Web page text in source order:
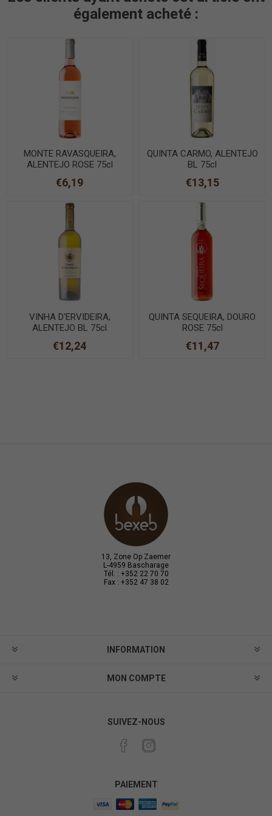
également acheté :
MONTE RAVASQUEIRA,
ALENTEJO ROSE 75cl
€6,19
QUINTA CARMO, ALENTEJO
BL 75cl
€13,15
VINHA D'ERVIDEIRA,
ALENTEJO BL 75cl
€12,24
QUINTA SEQUEIRA, DOURO
ROSE 75cl
€11,47
13, Zone Op Zaemer
L-4959 Bascharage
Tél. : +352 22 70 70
Fax : +352 47 38 02
INFORMATION
MON COMPTE
SUIVEZ-NOUS
PAIEMENT